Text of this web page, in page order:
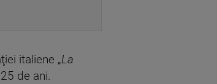
italiene „La
de ani.